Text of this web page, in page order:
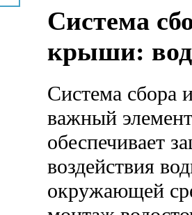
Система
крыши:
Система сбора
важный
обеспечивает
воздействия
окружающей